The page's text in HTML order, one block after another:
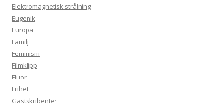
Elektromagnetisk strålning
Eugenik
Europa
Familj
Feminism
Filmklipp
Fluor
Frihet
Gästskribenter